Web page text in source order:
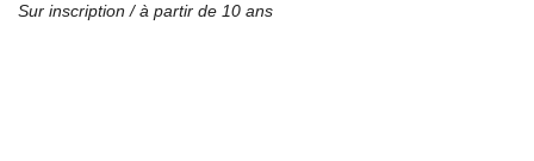
Sur inscription / à partir de 10 ans